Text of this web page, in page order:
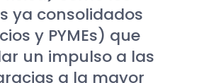
ya consolidados
y PYMEs) que
un impulso a las
a la mayor